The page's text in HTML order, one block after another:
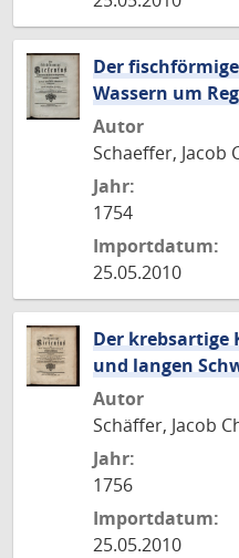
Der
Wassern um
Autor
Schaeffer, Jacob
Jahr:
1754
Importdatum:
25.05.2010
Der krebsartige
und langen
Autor
Schäffer, Jacob
Jahr:
1756
Importdatum:
25.05.2010